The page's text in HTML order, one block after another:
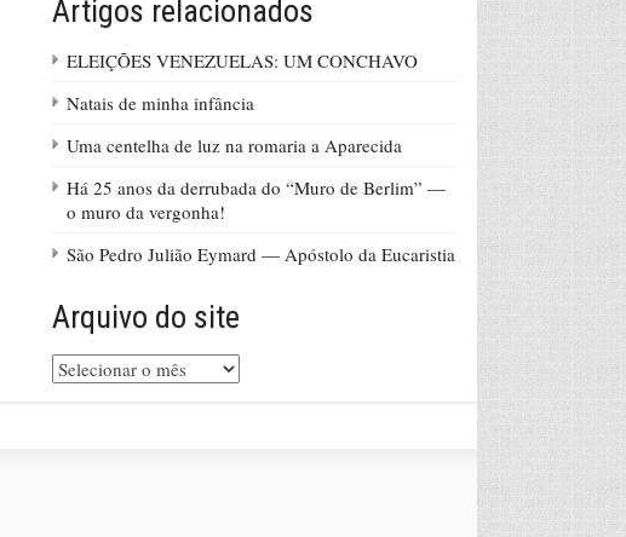
Artigos relacionados
ELEIÇÕES VENEZUELAS: UM CONCHAVO
Natais de minha infância
Uma centelha de luz na romaria a Aparecida
Há 25 anos da derrubada do “Muro de Berlim” —
o muro da vergonha!
São Pedro Julião Eymard — Apóstolo da Eucaristia
Arquivo do site
Arquivo
do